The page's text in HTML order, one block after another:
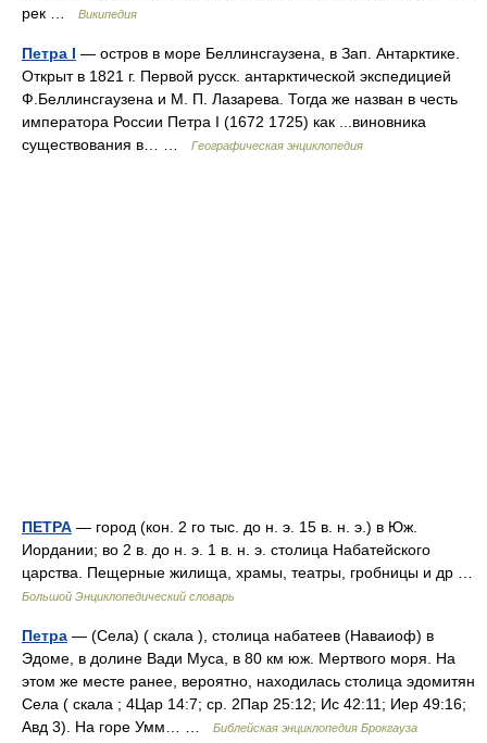
рек …
Википедия
Петра I — остров в море Беллинсгаузена, в Зап. Антарктике.
Открыт в 1821 г. Первой русск. антарктической экспедицией
Ф.Беллинсгаузена и М. П. Лазарева. Тогда же назван в честь
императора России Петра I (1672 1725) как ...виновника
существования в… …
Географическая энциклопедия
ПЕТРА — город (кон. 2 го тыс. до н. э. 15 в. н. э.) в Юж.
Иордании; во 2 в. до н. э. 1 в. н. э. столица Набатейского
царства. Пещерные жилища, храмы, театры, гробницы и др …
Большой Энциклопедический словарь
Петра — (Села) ( скала ), столица набатеев (Наваиоф) в
Эдоме, в долине Вади Муса, в 80 км юж. Мертвого моря. На
этом же месте ранее, вероятно, находилась столица эдомитян
Села ( скала ; 4Цар 14:7; ср. 2Пар 25:12; Ис 42:11; Иер 49:16;
Авд 3). На горе Умм… …
Библейская энциклопедия Брокгауза